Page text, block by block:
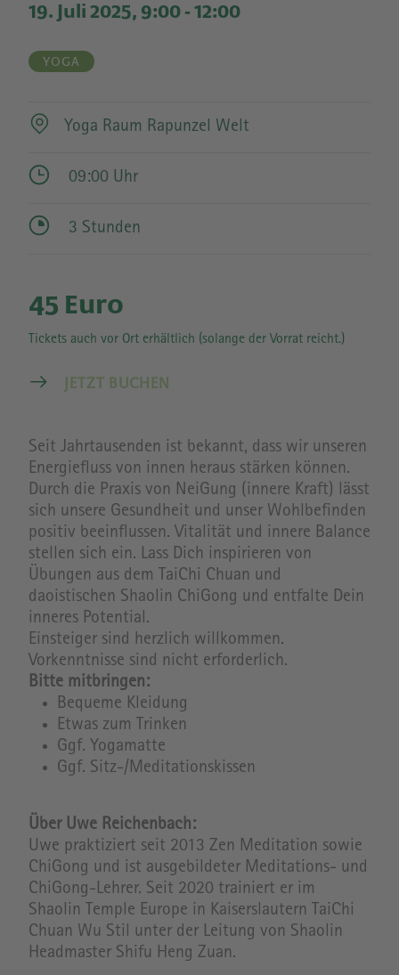
19. Juli 2025, 9:00 - 12:00
YOGA
Yoga Raum Rapunzel Welt
09:00 Uhr
3 Stunden
45 Euro
Tickets auch vor Ort erhältlich (solange der Vorrat reicht.)
JETZT BUCHEN
Seit Jahrtausenden ist bekannt, dass wir unseren
Energiefluss von innen heraus stärken können.
Durch die Praxis von NeiGung (innere Kraft) lässt
sich unsere Gesundheit und unser Wohlbefinden
positiv beeinflussen. Vitalität und innere Balance
stellen sich ein. Lass Dich inspirieren von
Übungen aus dem TaiChi Chuan und
daoistischen Shaolin ChiGong und entfalte Dein
inneres Potential.
Einsteiger sind herzlich willkommen.
Vorkenntnisse sind nicht erforderlich.
Bitte mitbringen:
Bequeme Kleidung
Etwas zum Trinken
Ggf. Yogamatte
Ggf. Sitz-/Meditationskissen
Über Uwe Reichenbach:
Uwe praktiziert seit 2013 Zen Meditation sowie
ChiGong und ist ausgebildeter Meditations- und
ChiGong-Lehrer. Seit 2020 trainiert er im
Shaolin Temple Europe in Kaiserslautern TaiChi
Chuan Wu Stil unter der Leitung von Shaolin
Headmaster Shifu Heng Zuan.